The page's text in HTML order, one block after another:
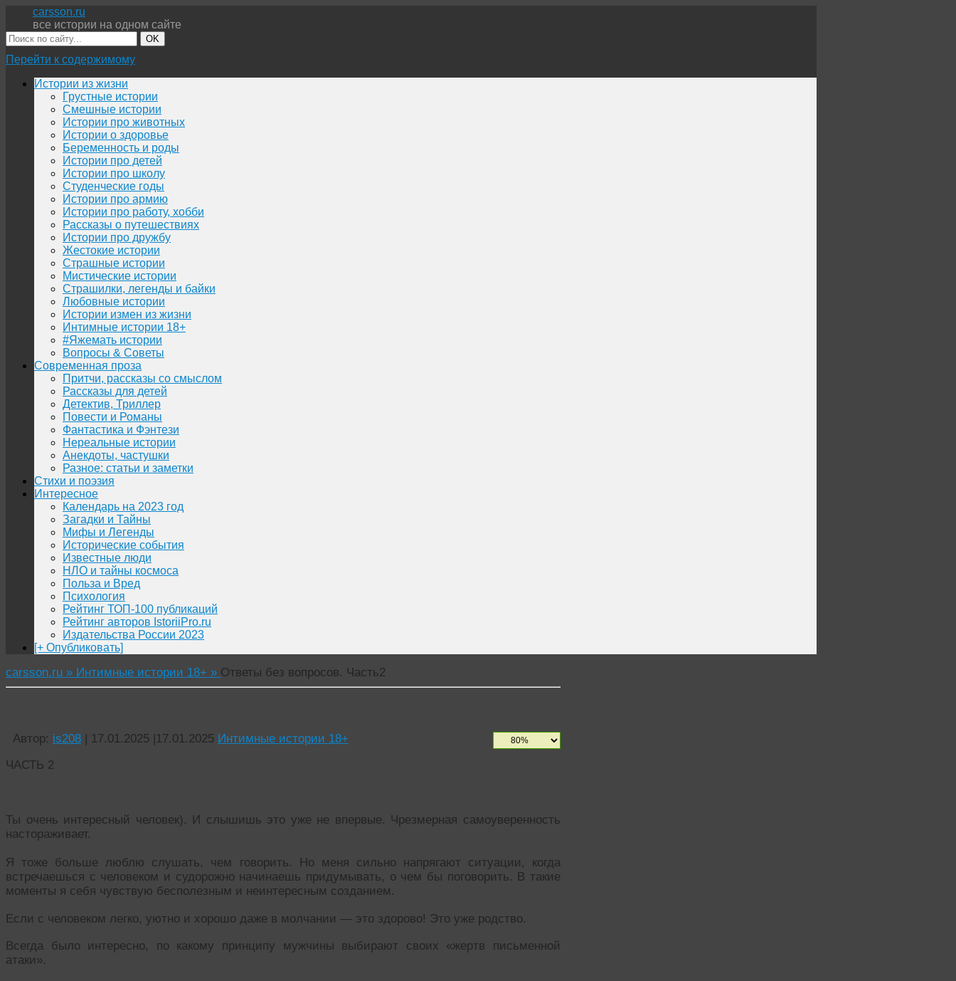
carsson.ru
все истории на одном сайте
OK
Перейти к содержимому
Истории из жизни
Грустные истории
Смешные истории
Истории про животных
Истории о здоровье
Беременность и роды
Истории про детей
Истории про школу
Студенческие годы
Истории про армию
Истории про работу, хобби
Рассказы о путешествиях
Истории про дружбу
Жестокие истории
Страшные истории
Мистические истории
Страшилки, легенды и байки
Любовные истории
Истории измен из жизни
Интимные истории 18+
#Яжемать истории
Вопросы & Советы
Современная проза
Притчи, рассказы со смыслом
Рассказы для детей
Детектив, Триллер
Повести и Романы
Фантастика и Фэнтези
Нереальные истории
Анекдоты, частушки
Разное: статьи и заметки
Стихи и поэзия
Интересное
Календарь на 2023 год
Загадки и Тайны
Мифы и Легенды
Исторические события
Известные люди
НЛО и тайны космоса
Польза и Вред
Психология
Рейтинг ТОП-100 публикаций
Рейтинг авторов IstoriiPro.ru
Издательства России 2023
[+ Опубликовать]
carsson.ru » Интимные истории 18+ » Ответы без вопросов. Часть2
Автор: is208 | 17.01.2025 |17.01.2025 Интимные истории 18+
ЧАСТЬ 2
Ты очень интересный человек). И слышишь это уже не впервые. Чрезмерная самоуверенность
настораживает.
Я тоже больше люблю слушать, чем говорить. Но меня сильно напрягают ситуации, когда
встречаешься с человеком и судорожно начинаешь придумывать, о чем бы поговорить. В такие
моменты я себя чувствую бесполезным и неинтересным созданием.
Если с человеком легко, уютно и хорошо даже в молчании — это здорово! Это уже родство.
Всегда было интересно, по какому принципу мужчины выбирают своих «жертв письменной
атаки».